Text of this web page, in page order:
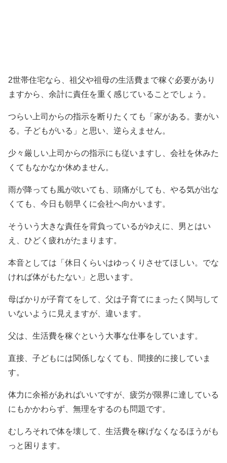
2世帯住宅なら、祖父や祖母の生活費まで稼ぐ必要があり
ますから、余計に責任を重く感じていることでしょう。
つらい上司からの指示を断りたくても「家がある。妻がい
る。子どもがいる」と思い、逆らえません。
少々厳しい上司からの指示にも従いますし、会社を休みた
くてもなかなか休めません。
雨が降っても風が吹いても、頭痛がしても、やる気が出な
くても、今日も朝早くに会社へ向かいます。
そういう大きな責任を背負っているがゆえに、男とはい
え、ひどく疲れがたまります。
本音としては「休日くらいはゆっくりさせてほしい。でな
ければ体がもたない」と思います。
母ばかりが子育てをして、父は子育てにまったく関与して
いないように見えますが、違います。
父は、生活費を稼ぐという大事な仕事をしています。
直接、子どもには関係しなくても、間接的に接していま
す。
体力に余裕があればいいですが、疲労が限界に達している
にもかかわらず、無理をするのも問題です。
むしろそれで体を壊して、生活費を稼げなくなるほうがも
っと困ります。